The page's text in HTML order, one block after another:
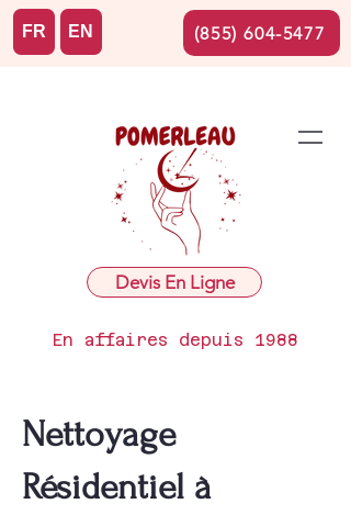
Devis En Ligne
En affaires depuis 1988
FR EN (855) 604-5477
Nettoyage
Résidentiel à